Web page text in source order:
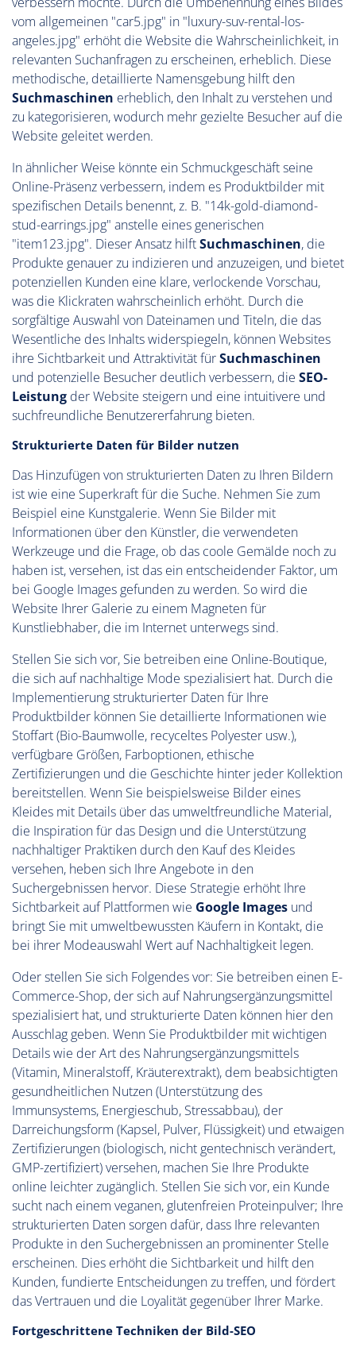
vom allgemeinen "car5.jpg" in "luxury-suv-rental-los-
angeles.jpg" erhöht die Website die Wahrscheinlichkeit, in
relevanten Suchanfragen zu erscheinen, erheblich. Diese
methodische, detaillierte Namensgebung hilft den
Suchmaschinen erheblich, den Inhalt zu verstehen und
zu kategorisieren, wodurch mehr gezielte Besucher auf die
Website geleitet werden.
In ähnlicher Weise könnte ein Schmuckgeschäft seine
Online-Präsenz verbessern, indem es Produktbilder mit
spezifischen Details benennt, z. B. "14k-gold-diamond-
stud-earrings.jpg" anstelle eines generischen
"item123.jpg". Dieser Ansatz hilftSuchmaschinen, die
Produkte genauer zu indizieren und anzuzeigen, und bietet
potenziellen Kunden eine klare, verlockende Vorschau,
was die Klickraten wahrscheinlich erhöht. Durch die
sorgfältige Auswahl von Dateinamen und Titeln, die das
Wesentliche des Inhalts widerspiegeln, können Websites
ihre Sichtbarkeit und Attraktivität fürSuchmaschinen
und potenzielle Besucher deutlich verbessern, die SEO-
Leistung der Website steigern und eine intuitivere und
suchfreundliche Benutzererfahrung bieten.
Strukturierte Daten für Bilder nutzen
Das Hinzufügen von strukturierten Daten zu Ihren Bildern
ist wie eine Superkraft für die Suche. Nehmen Sie zum
Beispiel eine Kunstgalerie. Wenn Sie Bilder mit
Informationen über den Künstler, die verwendeten
Werkzeuge und die Frage, ob das coole Gemälde noch zu
haben ist, versehen, ist das ein entscheidender Faktor, um
bei Google Images gefunden zu werden. So wird die
Website Ihrer Galerie zu einem Magneten für
Kunstliebhaber, die im Internet unterwegs sind.
Stellen Sie sich vor, Sie betreiben eine Online-Boutique,
die sich auf nachhaltige Mode spezialisiert hat. Durch die
Implementierung strukturierter Daten für Ihre
Produktbilder können Sie detaillierte Informationen wie
Stoffart (Bio-Baumwolle, recyceltes Polyester usw.),
verfügbare Größen, Farboptionen, ethische
Zertifizierungen und die Geschichte hinter jeder Kollektion
bereitstellen. Wenn Sie beispielsweise Bilder eines
Kleides mit Details über das umweltfreundliche Material,
die Inspiration für das Design und die Unterstützung
nachhaltiger Praktiken durch den Kauf des Kleides
versehen, heben sich Ihre Angebote in den
Suchergebnissen hervor. Diese Strategie erhöht Ihre
Sichtbarkeit auf Plattformen wie Google Images und
bringt Sie mit umweltbewussten Käufern in Kontakt, die
bei ihrer Modeauswahl Wert auf Nachhaltigkeit legen.
Oder stellen Sie sich Folgendes vor: Sie betreiben einen E-
Commerce-Shop, der sich auf Nahrungsergänzungsmittel
spezialisiert hat, und strukturierte Daten können hier den
Ausschlag geben. Wenn Sie Produktbilder mit wichtigen
Details wie der Art des Nahrungsergänzungsmittels
(Vitamin, Mineralstoff, Kräuterextrakt), dem beabsichtigten
gesundheitlichen Nutzen (Unterstützung des
Immunsystems, Energieschub, Stressabbau), der
Darreichungsform (Kapsel, Pulver, Flüssigkeit) und etwaigen
Zertifizierungen (biologisch, nicht gentechnisch verändert,
GMP-zertifiziert) versehen, machen Sie Ihre Produkte
online leichter zugänglich. Stellen Sie sich vor, ein Kunde
sucht nach einem veganen, glutenfreien Proteinpulver; Ihre
strukturierten Daten sorgen dafür, dass Ihre relevanten
Produkte in den Suchergebnissen an prominenter Stelle
erscheinen. Dies erhöht die Sichtbarkeit und hilft den
Kunden, fundierte Entscheidungen zu treffen, und fördert
das Vertrauen und die Loyalität gegenüber Ihrer Marke.
Fortgeschrittene Techniken der Bild-SEO